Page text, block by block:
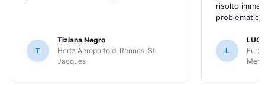
T
Tiziana Negro
Hertz Aeroporto di Rennes-St.
Jacques
risolto
L